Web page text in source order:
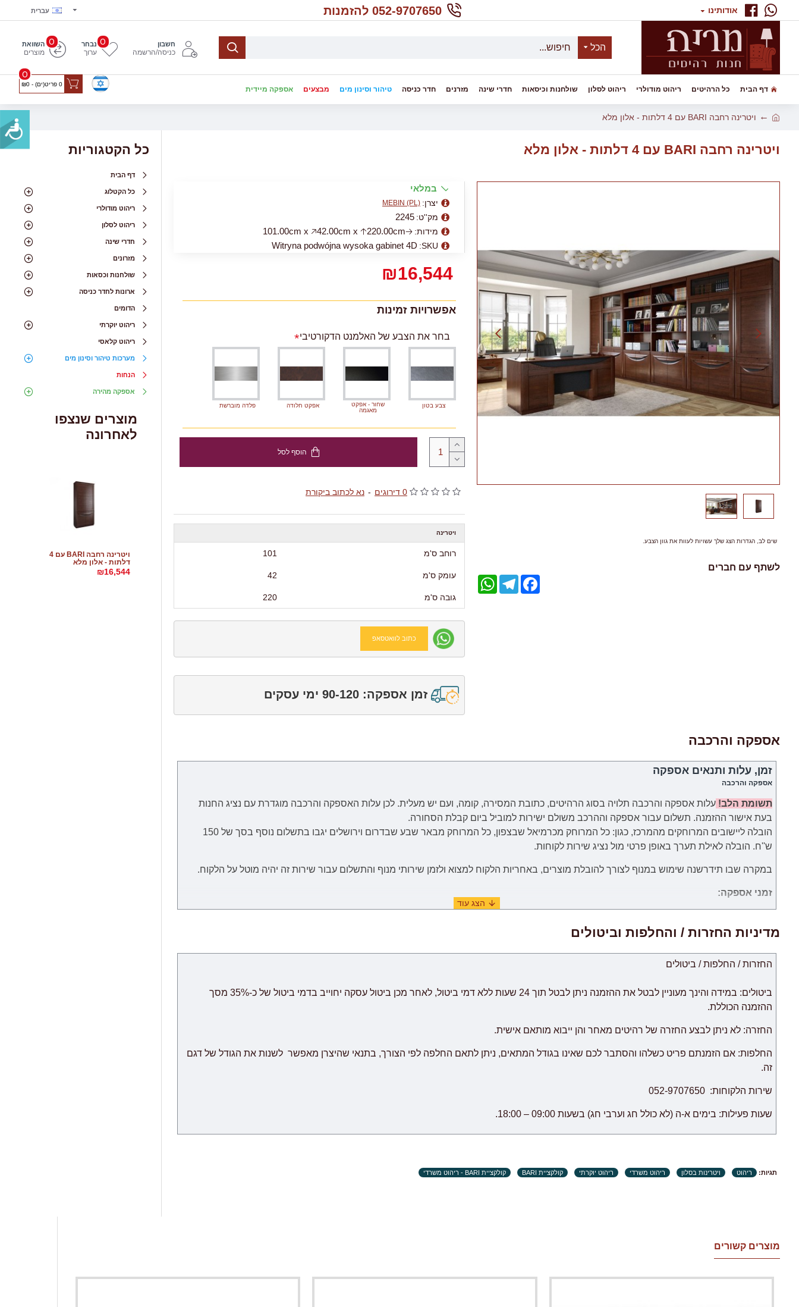
אודותינו 052-9707650 להזמנות עברית
הכל חשבון
כניסה/הרשמה
נבחר
ערוך
0 השוואת
מוצרים
0
דף הבית כל הרהיטים ריהוט מודולרי ריהוט לסלון שולחנות וכיסאות חדרי שינה מזרנים חדר כניסה טיהור וסינון מים מבצעים אספקה מיידית
0 פריט(ים) - ₪0
0
ויטרינה רחבה BARI עם 4 דלתות - אלון מלא
ויטרינה רחבה BARI עם 4 דלתות - אלון מלא
שים לב, הגדרות הצג שלך עשויות לעוות את גוון הצבע.
לשתף עם חברים
WhatsAppTelegramFacebook
0 דירוגים - נא לכתוב ביקורת
₪16,544
במלאי
יצרן: MEBIN (PL)
מק''ט: 2245
מידות: 🡢101.00cm x 🡥42.00cm x 🡡220.00cm
SKU:
Witryna podwójna wysoka gabinet 4D
אפשרויות זמינות
בחר את הצבע של האלמנט הדקורטיבי
צבע בטון
שחור - אפקט
מאגמה
אפקט חלודה פלדה מוברשת
הוסף לסל
ויטרינה
רוחב ס'מ 101
עומק ס'מ 42
גובה ס'מ 220
כתוב לוואטסאפ
זמן אספקה: 90-120 ימי עסקים
אספקה והרכבה
זמן, עלות ותנאים אספקה
אספקה והרכבה
תשומת הלב! עלות אספקה והרכבה תלויה בסוג הרהיטים, כתובת המסירה, קומה, ועם יש מעלית. לכן עלות האספקה והרכבה מוגדרת עם נציג החנות
בעת אישור ההזמנה. תשלום עבור אספקה וההרכב משולם ישירות למוביל ביום קבלת הסחורה.
הובלה ליישובים המרוחקים מהמרכז, כגון: כל המרוחק מכרמיאל שבצפון, כל המרוחק מבאר שבע שבדרום וירושלים יגבו בתשלום נוסף בסך של 150
ש''ח. הובלה לאילת תערך באופן פרטי מול נציג שירות לקוחות.
במקרה שבו תידרשנה שימוש במנוף לצורך להובלת מוצרים, באחריות הלקוח למצוא ולזמן שירותי מנוף והתשלום עבור שירות זה יהיה מוטל על הלקוח.
זמני אספקה:
אישור לעסקה מחברת כרטיסי האשראי של הלקוח.
יתכנו עיכובים הקשורים לשילוח הימי בעת הזמנת מחו"ל, במידה וייחול עיכוב שאינו תלוי בספק, מועד האספקה יתארך בעוד 30 ימי עבודה ולא יחשב
לאיחור.
צוות האתר עושה כל המאמצים על מנת לצמצם זמני האספקה לשביעות רצון לקוח.
החנות אינה אחראית לכל עיכוב.
ריהוט מקטגוריית "רהיטים מודולריים
מדיניות החזרות / והחלפות וביטולים
החזרות / החלפות / ביטולים
ביטולים: במידה והינך מעוניין לבטל את ההזמנה ניתן לבטל תוך 24 שעות ללא דמי ביטול, לאחר מכן ביטול עסקה יחוייב בדמי ביטול של כ-35% מסך
ההזמנה הכוללת.
החזרה: לא ניתן לבצע החזרה של רהיטים מאחר והן ייבוא מותאם אישית.
החלפות: אם הזמנתם פריט כשלהו והסתבר לכם שאינו בגודל המתאים, ניתן לתאם החלפה לפי הצורך, בתנאי שהיצרן מאפשר לשנות את הגודל של דגם
זה.
שירות הלקוחות: 052-9707650
שעות פעילות: בימים א-ה (לא כולל חג וערבי חג) בשעות 09:00 – 18:00.
תגיות: ריהוט ויטרינות בסלון ריהוט משרדי ריהוט יוקרתי קולקציית BARI קולקציית BARI - ריהוט משרדי
כל הקטגוריות
דף הבית
כל הקטלוג
ריהוט מודולרי
ריהוט לסלון
חדרי שינה
מזרונים
שולחנות וכסאות
ארונות לחדר כניסה
הדומים
ריהוט יוקרתי
ריהוט קלאסי
מערכות טיהור וסינון מים
הנחות
אספקה מהירה
מוצרים שנצפו
לאחרונה
ויטרינה רחבה BARI עם 4
דלתות - אלון מלא
₪16,544
מוצרים קשורים